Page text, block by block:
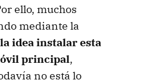
ello, muchos
mediante la
idea instalar esta
principal,
no está lo